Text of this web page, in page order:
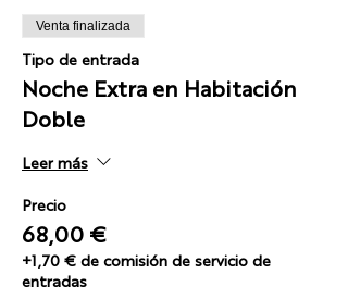
Venta finalizada
Tipo de entrada
Noche Extra en Habitación
Doble
Leer más
Precio
68,00 €
+1,70 € de comisión de servicio de
entradas